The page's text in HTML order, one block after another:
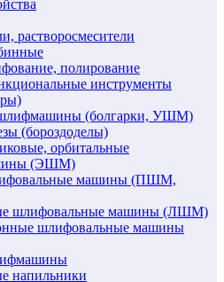
растворосмесители
полирование
инструменты
(болгарки, УШМ)
(бороздоделы)
орбитальные
(ЭШМ)
машины (ПШМ,
шлифовальные машины (ЛШМ)
шлифовальные машины
напильники